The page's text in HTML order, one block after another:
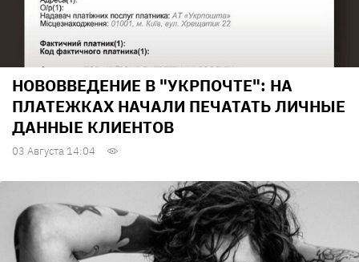
НОВОВВЕДЕНИЕ В "УКРПОЧТЕ": НА
ПЛАТЕЖКАХ НАЧАЛИ ПЕЧАТАТЬ ЛИЧНЫЕ
ДАННЫЕ КЛИЕНТОВ
03 Августа 14:04